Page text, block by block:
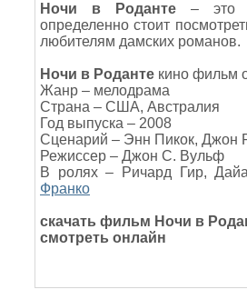
Ночи в Роданте – это
определенно стоит
любителям дамских романов.
Ночи в Роданте кино фильм
Жанр – мелодрама
Страна – США, Австралия
Год выпуска – 2008
Сценарий – Энн Пикок, Джон
Режиссер – Джон С. Вульф
В ролях – Ричард Гир,
Франко
скачать фильм Ночи в
смотреть онлайн